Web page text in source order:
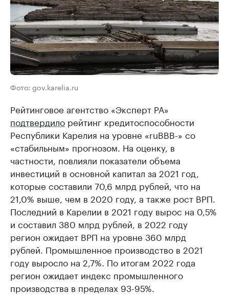
Фото: gov.karelia.ru
Рейтинговое агентство «Эксперт РА»
подтвердило рейтинг кредитоспособности
Республики Карелия на уровне «ruBBB-» со
«стабильным» прогнозом. На оценку, в
частности, повлияли показатели объема
инвестиций в основной капитал за 2021 год,
которые составили 70,6 млрд рублей, что на
21,0% выше, чем в 2020 году, а также рост ВРП.
Последний в Карелии в 2021 году вырос на 0,5%
и составил 380 млрд рублей, в 2022 году
регион ожидает ВРП на уровне 360 млрд
рублей. Промышленное производство в 2021
году выросло на 2,7%. По итогам 2022 года
регион ожидает индекс промышленного
производства в пределах 93-95%.